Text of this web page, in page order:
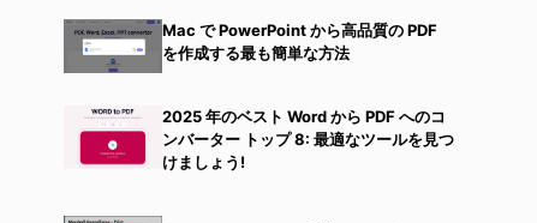
Mac で PowerPoint から高品質の PDF
を作成する最も簡単な方法
2025 年のベスト Word から PDF へのコ
ンバーター トップ 8: 最適なツールを見つ
けましょう!